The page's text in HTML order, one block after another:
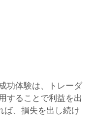
功体験は、トレーダ
することで利益を出
ば、損失を出し続け